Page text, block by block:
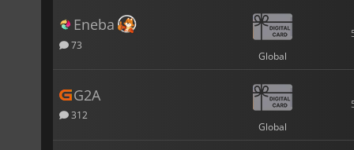
Eneba
73
Global
G2A
312
Global